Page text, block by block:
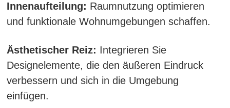
Innenaufteilung: Raumnutzung optimieren
und funktionale Wohnumgebungen schaffen.
Ästhetischer Reiz: Integrieren Sie
Designelemente, die den äußeren Eindruck
verbessern und sich in die Umgebung
einfügen.